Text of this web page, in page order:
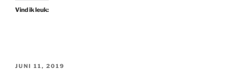
Vind ik leuk:
GEPLAATST
JUNI 11, 2019